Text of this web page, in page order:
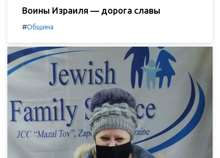
Воины Израиля — дорога славы
#Община